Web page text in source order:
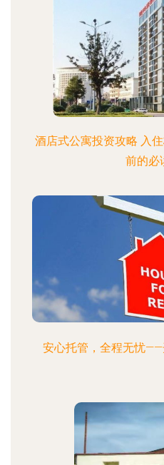
酒店式公寓投资攻略 入
前的必
安心托管，全程无忧